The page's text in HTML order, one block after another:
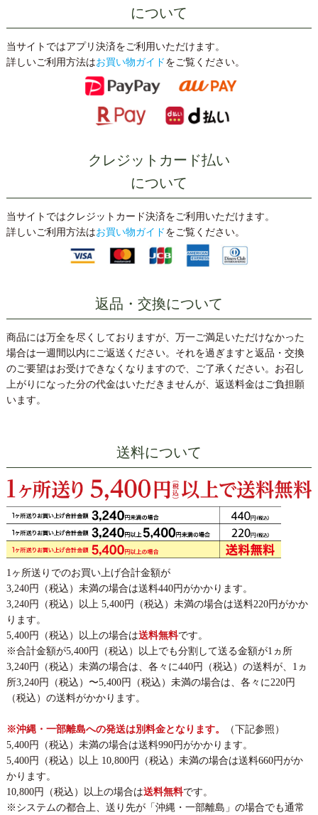
について
当サイトではアプリ決済をご利用いただけます。
詳しいご利用方法はお買い物ガイド をご覧ください。
クレジットカード払い
について
当サイトではクレジットカード決済をご利用いただけます。
詳しいご利用方法はお買い物ガイド をご覧ください。
返品・交換について
商品には万全を尽くしておりますが、万一ご満足いただけなかった
場合は一週間以内にご返送ください。それを過ぎますと返品・交換
のご要望はお受けできなくなりますので、ご了承ください。お召し
上がりになった分の代金はいただきませんが、返送料金はご負担願
います。
送料について
1ヶ所送りでのお買い上げ合計金額が
3,240円（税込）未満の場合は送料440円がかかります。
3,240円（税込）以上 5,400円（税込）未満の場合は送料220円がかか
ります。
5,400円（税込）以上の場合は送料無料です。
※合計金額が5,400円（税込）以上でも分割して送る金額が1ヵ所
3,240円（税込）未満の場合は、各々に440円（税込）の送料が、1ヵ
所3,240円（税込）〜5,400円（税込）未満の場合は、各々に220円
（税込）の送料がかかります。
※沖縄・一部離島への発送は別料金となります。
（下記参照）
5,400円（税込）未満の場合は送料990円がかかります。
5,400円（税込）以上 10,800円（税込）未満の場合は送料660円がか
かります。
10,800円（税込）以上の場合は送料無料です。
※システムの都合上、送り先が「沖縄・一部離島」の場合でも通常